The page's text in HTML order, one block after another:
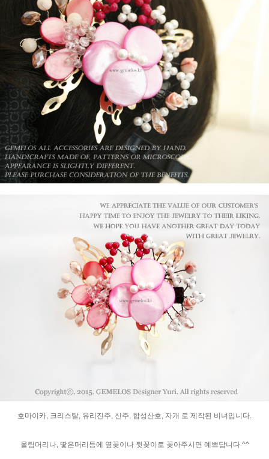
호마이카, 크리스탈, 유리진주, 신주, 합성산호, 자개 로 제작된 비녀입니다.
올림머리나, 땋은머리등에 옆꽂이나 뒷꽂이로 꽂아주시면 예쁘답니다 ^^